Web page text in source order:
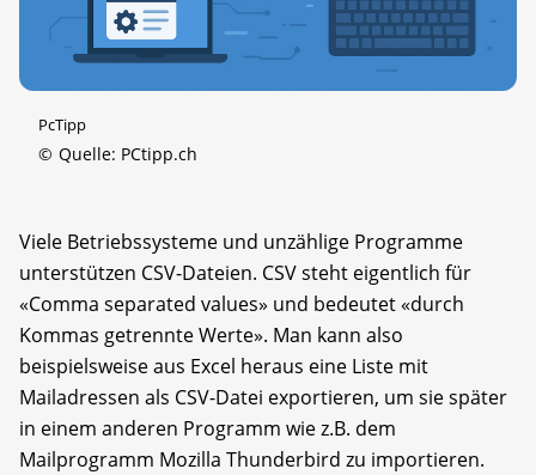
PcTipp
© Quelle: PCtipp.ch
Viele Betriebssysteme und unzählige Programme
unterstützen CSV-Dateien. CSV steht eigentlich für
«Comma separated values» und bedeutet «durch
Kommas getrennte Werte». Man kann also
beispielsweise aus Excel heraus eine Liste mit
Mailadressen als CSV-Datei exportieren, um sie später
in einem anderen Programm wie z.B. dem
Mailprogramm Mozilla Thunderbird zu importieren.